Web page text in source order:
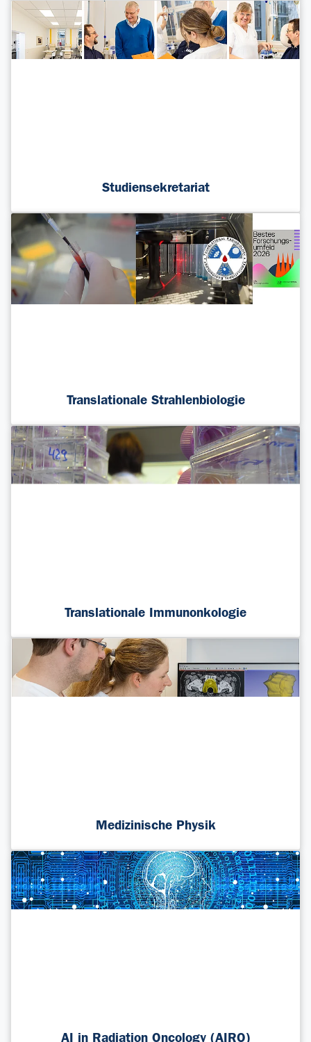
Studiensekretariat
Translationale Strahlenbiologie
Translationale Immunonkologie
Medizinische Physik
AI in Radiation Oncology (AIRO)